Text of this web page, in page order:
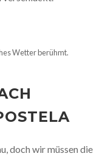
Wetter berühmt.
doch wir müssen die